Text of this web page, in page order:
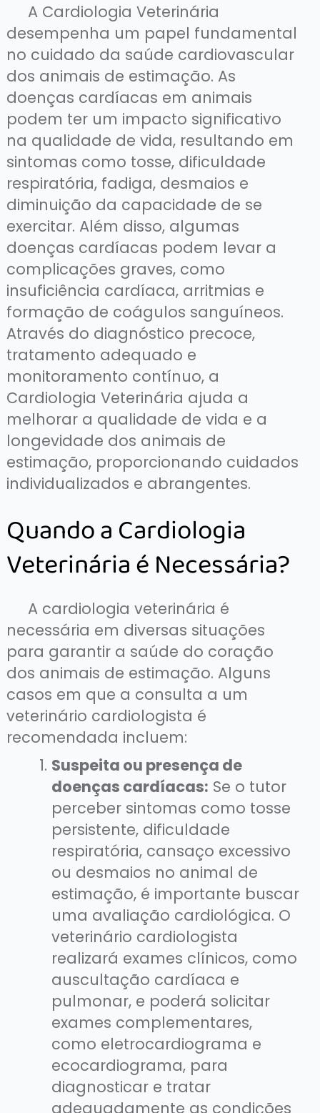
A Cardiologia Veterinária
desempenha um papel fundamental
no cuidado da saúde cardiovascular
dos animais de estimação. As
doenças cardíacas em animais
podem ter um impacto significativo
na qualidade de vida, resultando em
sintomas como tosse, dificuldade
respiratória, fadiga, desmaios e
diminuição da capacidade de se
exercitar. Além disso, algumas
doenças cardíacas podem levar a
complicações graves, como
insuficiência cardíaca, arritmias e
formação de coágulos sanguíneos.
Através do diagnóstico precoce,
tratamento adequado e
monitoramento contínuo, a
Cardiologia Veterinária ajuda a
melhorar a qualidade de vida e a
longevidade dos animais de
estimação, proporcionando cuidados
individualizados e abrangentes.
Quando a Cardiologia
Veterinária é Necessária?
A cardiologia veterinária é
necessária em diversas situações
para garantir a saúde do coração
dos animais de estimação. Alguns
casos em que a consulta a um
veterinário cardiologista é
recomendada incluem:
Suspeita ou presença de
doenças cardíacas: Se o tutor
perceber sintomas como tosse
persistente, dificuldade
respiratória, cansaço excessivo
ou desmaios no animal de
estimação, é importante buscar
uma avaliação cardiológica. O
veterinário cardiologista
realizará exames clínicos, como
auscultação cardíaca e
pulmonar, e poderá solicitar
exames complementares,
como eletrocardiograma e
ecocardiograma, para
diagnosticar e tratar
adequadamente as condições